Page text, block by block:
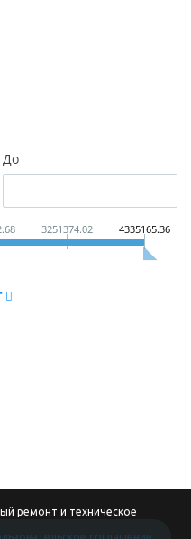
До
3251374.02 4335165.36
ремонт и техническое
соглашение